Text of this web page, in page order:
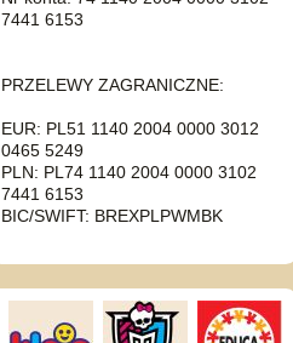
7441 6153
PRZELEWY ZAGRANICZNE:
EUR: PL51 1140 2004 0000 3012
0465 5249
PLN: PL74 1140 2004 0000 3102
7441 6153
BIC/SWIFT: BREXPLPWMBK